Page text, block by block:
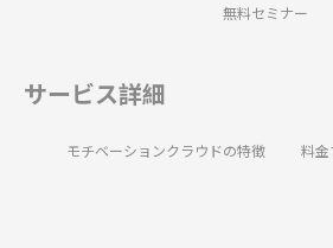
無料セミナー
サービス詳細
モチベーションクラウドの特徴 料金